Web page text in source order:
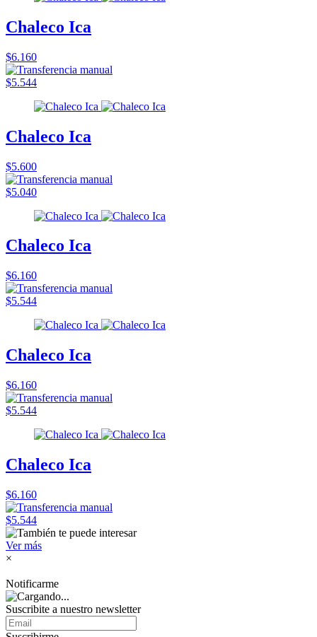
Chaleco Ica
$6.160
$5.544
Chaleco Ica
$5.600
$5.040
Chaleco Ica
$6.160
$5.544
Chaleco Ica
$6.160
$5.544
Chaleco Ica
$6.160
$5.544
Ver más
×
Notificarme
Suscribite a nuestro newsletter